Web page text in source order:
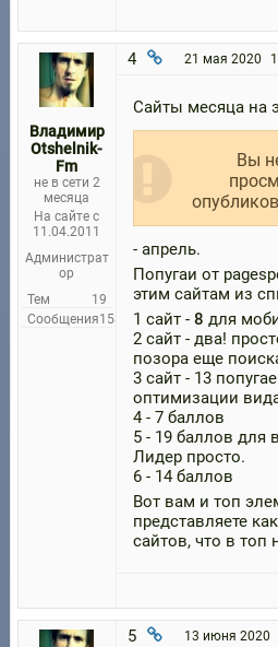
Владимир
Otshelnik-
Fm
не в сети 2
месяца
На сайте с
11.04.2011
Администрат
ор
Тем
19
Сообщения158
4 21 мая 2020
Сайты месяца на
Вы
- апрель.
Попугаи от
этим сайтам из
1 сайт - 8 для
2 сайт - два!
позора еще
3 сайт - 13
оптимизации
4 - 7 баллов
5 - 19 баллов для
Лидер просто.
6 - 14 баллов
Вот вам и топ
представляете
сайтов, что в топ
5 13 июня 2020